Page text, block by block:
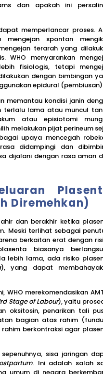
dan apakah ini
memperlancar proses.
spontan
terarah yang
WHO menyarankan
fisiologis, tetapi
dengan bimbingan
epidural
memantau kondisi janin
terlalu lama atau muncul
atau episiotomi
melakukan pijat perineum
upaya mencegah
didampingi dan
dijalani dengan rasa aman
Diremehkan)
dan berakhir ketika
Meski terlihat sebagai
berkaitan erat dengan
biasanya
lebih lama, ada risiko
), yang dapat
WHO merekomendasikan
Stage of Labour), yaitu
oksitosin, penarikan tali
bagian atas rahim
berkontraksi agar
sisa jaringan
. Ini adalah salah